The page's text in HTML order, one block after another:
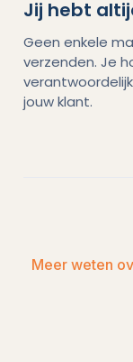
Jij hebt
Geen enkele
verzenden. Je
jouw klant.
Meer weten